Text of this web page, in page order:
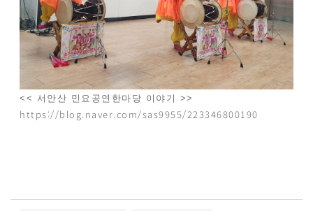
<< 서안산 민요공연한마당 이야기 >>
https://blog.naver.com/sas9955/223346800190